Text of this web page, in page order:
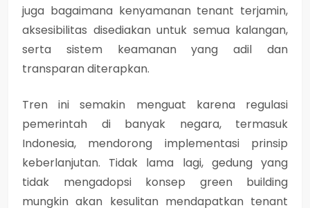
juga bagaimana kenyamanan tenant terjamin,
aksesibilitas disediakan untuk semua kalangan,
serta sistem keamanan yang adil dan
transparan diterapkan.
Tren ini semakin menguat karena regulasi
pemerintah di banyak negara, termasuk
Indonesia, mendorong implementasi prinsip
keberlanjutan. Tidak lama lagi, gedung yang
tidak mengadopsi konsep green building
mungkin akan kesulitan mendapatkan tenant